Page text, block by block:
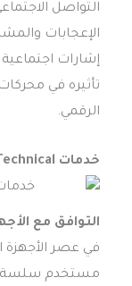
التواصل
الإعجابات
إشارات
تأثيره في
الرقمي.
خدمات SEO Technical
التوافق مع
في عصر الأجهزة
مستخدم سلسة